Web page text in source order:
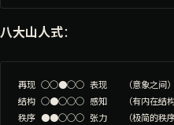
八大山人式：
再现 ○○●○○ 表现   （意象之间）
结构 ○●○○○ 感知   （有内在结构
秩序 ●●○○○ 张力   （极简的秩序